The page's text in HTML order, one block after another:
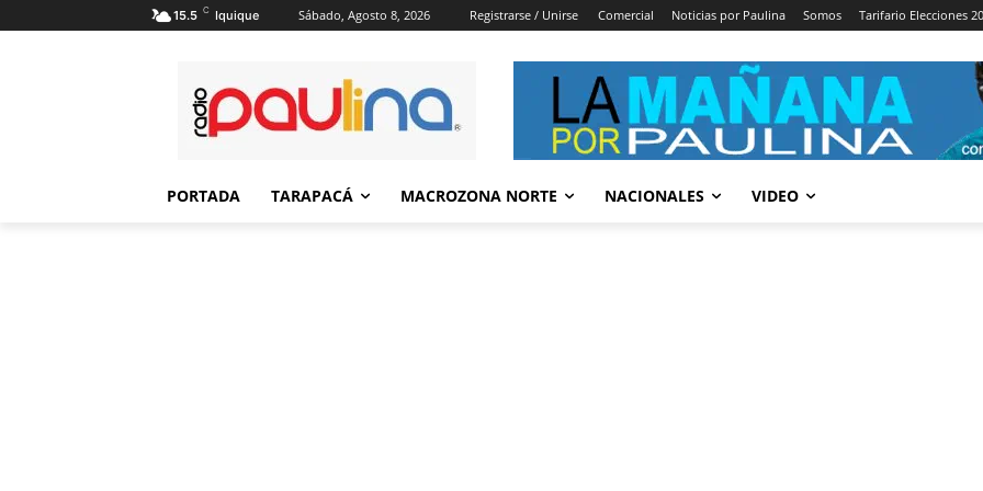
15.5 C Iquique Sábado, Agosto 8, 2026 Registrarse / Unirse Comercial Noticias por Paulina Somos Tarifario Elecciones
PORTADA TARAPACÁ MACROZONA NORTE NACIONALES VIDEO